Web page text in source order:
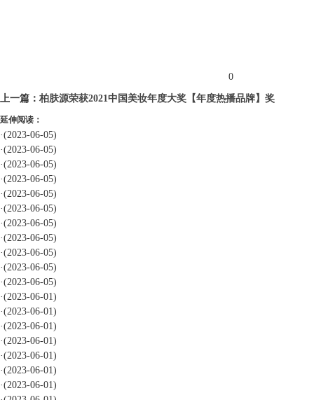
0
上一篇： 柏肤源荣获2021中国美妆年度大奖【年度热播品牌】奖
延伸阅读：
·(2023-06-05)
·(2023-06-05)
·(2023-06-05)
·(2023-06-05)
·(2023-06-05)
·(2023-06-05)
·(2023-06-05)
·(2023-06-05)
·(2023-06-05)
·(2023-06-05)
·(2023-06-05)
·(2023-06-01)
·(2023-06-01)
·(2023-06-01)
·(2023-06-01)
·(2023-06-01)
·(2023-06-01)
·(2023-06-01)